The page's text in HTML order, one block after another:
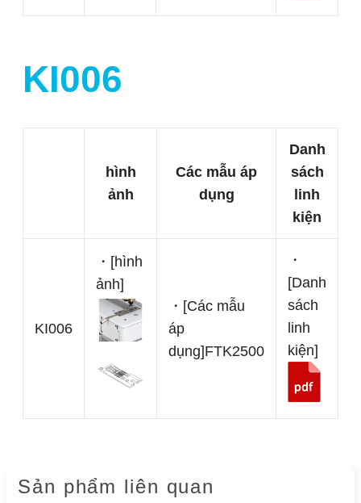
KI006
hình
ảnh
Các mẫu áp
dụng
Danh
sách
linh
kiện
KI006
・[hình
ảnh]
・[Các mẫu
áp
dụng]FTK2500
・
[Danh
sách
linh
kiện]
Sản phẩm liên quan